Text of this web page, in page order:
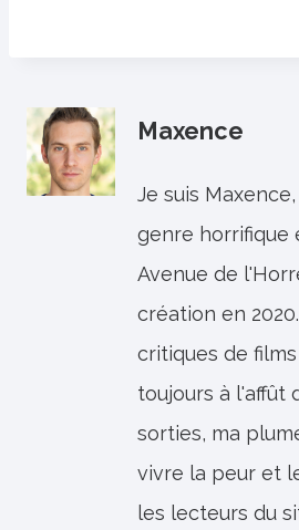
Maxence
Je suis
genre horrifique
Avenue de
création en
critiques de
toujours à l'affût
sorties, ma
vivre la peur et
les lecteurs du